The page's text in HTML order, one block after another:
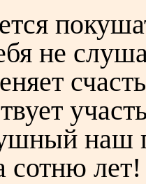
не
наш
сотню лет!